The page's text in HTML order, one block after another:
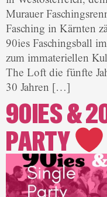
Murauer
Fasching in Kärnten
90ies Faschingsball
zum immateriellen
The Loft die fünfte
30 Jahren […]
90IES &
PARTY